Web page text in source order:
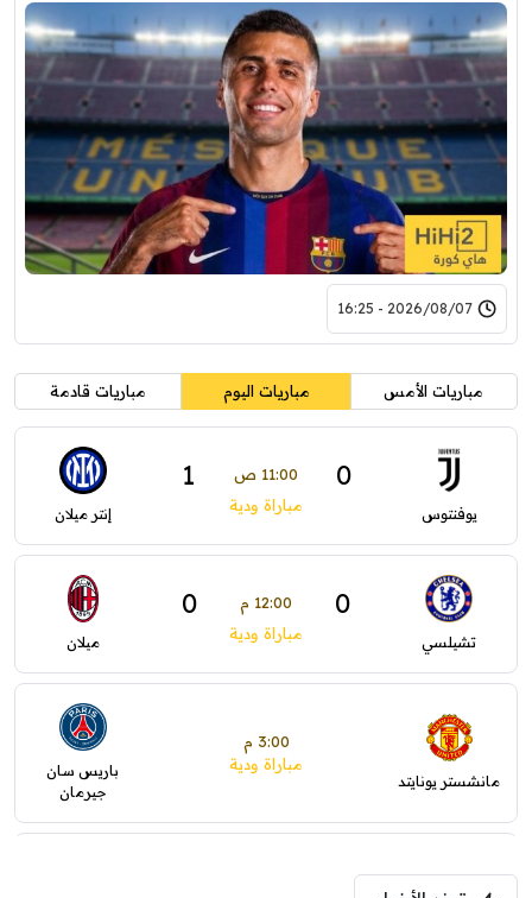
2026/08/07 - 16:25
مباريات الأمس مباريات اليوم مباريات قادمة
يوفنتوس
0 11:00 ص 1
مباراة ودية إنتر ميلان
تشيلسي
0 12:00 م 0
مباراة ودية ميلان
مانشستر يونايتد
3:00 م
مباراة ودية
باريس سان
جيرمان